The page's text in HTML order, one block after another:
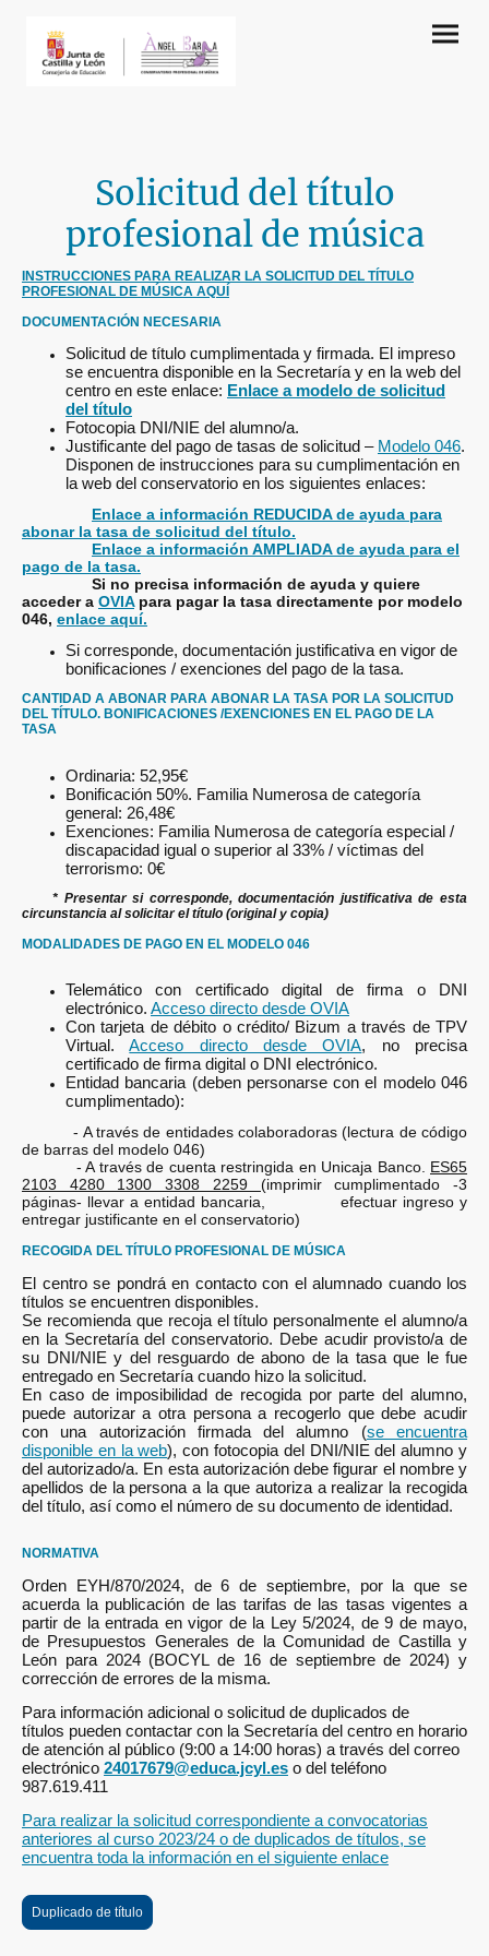
Solicitud del título
profesional de música
INSTRUCCIONES PARA REALIZAR LA SOLICITUD DEL TÍTULO
PROFESIONAL DE MÚSICA AQUÍ
DOCUMENTACIÓN NECESARIA
Solicitud de título cumplimentada y firmada. El impreso
se encuentra disponible en la Secretaría y en la web del
centro en este enlace: Enlace a modelo de solicitud
del título
Fotocopia DNI/NIE del alumno/a.
Justificante del pago de tasas de solicitud – Modelo 046.
Disponen de instrucciones para su cumplimentación en
la web del conservatorio en los siguientes enlaces:
Enlace a información REDUCIDA de ayuda para
abonar la tasa de solicitud del título.
Enlace a información AMPLIADA de ayuda para el
pago de la tasa.
Si no precisa información de ayuda y quiere
acceder a OVIApara pagar la tasa directamente por modelo
046, enlace aquí.
Si corresponde, documentación justificativa en vigor de
bonificaciones / exenciones del pago de la tasa.
CANTIDAD A ABONAR PARA ABONAR LA TASA POR LA SOLICITUD
DEL TÍTULO. BONIFICACIONES /EXENCIONES EN EL PAGO DE LA
TASA
Ordinaria: 52,95€
Bonificación 50%. Familia Numerosa de categoría
general: 26,48€
Exenciones: Familia Numerosa de categoría especial /
discapacidad igual o superior al 33% / víctimas del
terrorismo: 0€
* Presentar si corresponde, documentación justificativa de esta
circunstancia al solicitar el título (original y copia)
MODALIDADES DE PAGO EN EL MODELO 046
Telemático con certificado digital de firma o DNI
electrónico. Acceso directo desde OVIA
Con tarjeta de débito o crédito/ Bizum a través de TPV
Virtual.Acceso directo desde OVIA, no precisa
certificado de firma digital o DNI electrónico.
Entidad bancaria (deben personarse con el modelo 046
cumplimentado):
- A través de entidades colaboradoras (lectura de código
de barras del modelo 046)
- A través de cuenta restringida en Unicaja Banco. ES65
2103 4280 1300 3308 2259 (imprimir cumplimentado -3
páginas- llevar a entidad bancaria, efectuar ingreso y
entregar justificante en el conservatorio)
RECOGIDA DEL TÍTULO PROFESIONAL DE MÚSICA
El centro se pondrá en contacto con el alumnado cuando los
títulos se encuentren disponibles.
Se recomienda que recoja el título personalmente el alumno/a
en la Secretaría del conservatorio. Debe acudir provisto/a de
su DNI/NIE y del resguardo de abono de la tasa que le fue
entregado en Secretaría cuando hizo la solicitud.
En caso de imposibilidad de recogida por parte del alumno,
puede autorizar a otra persona a recogerlo que debe acudir
con una autorización firmada del alumno (se encuentra
disponible en la web), con fotocopia del DNI/NIE del alumno y
del autorizado/a. En esta autorización debe figurar el nombre y
apellidos de la persona a la que autoriza a realizar la recogida
del título, así como el número de su documento de identidad.
NORMATIVA
Orden EYH/870/2024, de 6 de septiembre, por la que se
acuerda la publicación de las tarifas de las tasas vigentes a
partir de la entrada en vigor de la Ley 5/2024, de 9 de mayo,
de Presupuestos Generales de la Comunidad de Castilla y
León para 2024 (BOCYL de 16 de septiembre de 2024) y
corrección de errores de la misma.
Para información adicional o solicitud de duplicados de
títulos pueden contactar con la Secretaría del centro en horario
de atención al público (9:00 a 14:00 horas) a través del correo
electrónico 24017679@educa.jcyl.es o del teléfono
987.619.411
Para realizar la solicitud correspondiente a convocatorias
anteriores al curso 2023/24 o de duplicados de títulos, se
encuentra toda la información en el siguiente enlace
Duplicado de título